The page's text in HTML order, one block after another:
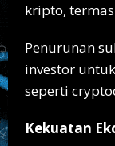
kripto,
Penurunan
investor
seperti
Kekuatan